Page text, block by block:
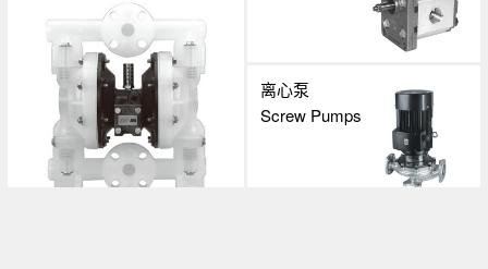
离心泵
Screw Pumps